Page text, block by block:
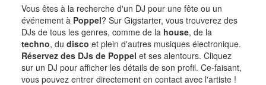
Vous êtes à la recherche d'un DJ pour une fête ou un
événement à Poppel? Sur Gigstarter, vous trouverez des
DJs de tous les genres, comme de la house, de la
techno, du disco et plein d'autres musiques électronique.
Réservez des DJs de Poppel et ses alentours. Cliquez
sur un DJ pour afficher les détails de son profil. Ce-faisant,
vous pouvez entrer directement en contact avec l'artiste !